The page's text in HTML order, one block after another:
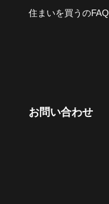
住まいを買うのFAQ
お問い合わせ